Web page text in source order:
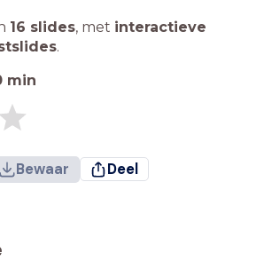
16 slides, met interactieve
.
min
Bewaar Deel